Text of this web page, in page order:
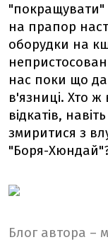
"покращувати"
на прапор
оборудки на
нас поки що
в'язниці. Хто ж
відкатів,
змиритися з
"Боря-
Блог автора –